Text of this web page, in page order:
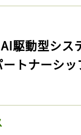
AI駆動型シ
トナーシ
ログイン
会員登録